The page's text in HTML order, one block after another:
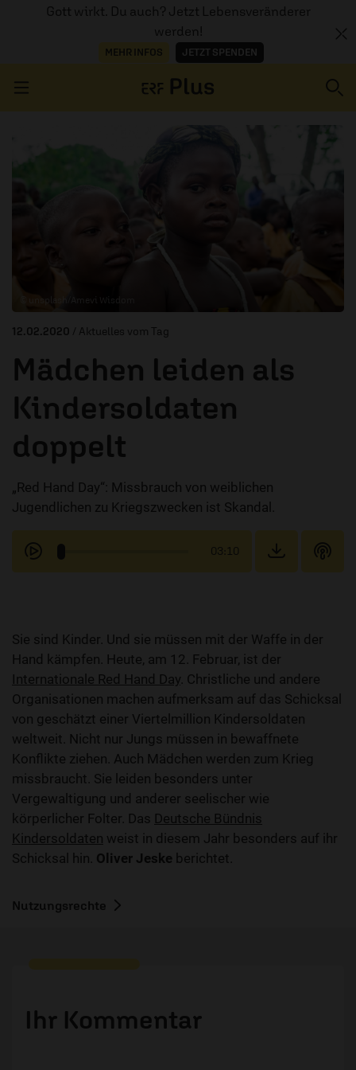
Gott wirkt. Du auch? Jetzt Lebensveränderer
werden!
MEHR INFOS JETZT SPENDEN
12.02.2020 / Aktuelles vom Tag
Mädchen leiden als
Kindersoldaten
doppelt
„Red Hand Day“: Missbrauch von weiblichen
Jugendlichen zu Kriegszwecken ist Skandal.
03:10
Sie sind Kinder. Und sie müssen mit der Waffe in der
Hand kämpfen. Heute, am 12. Februar, ist der
Internationale Red Hand Day . Christliche und andere
Organisationen machen aufmerksam auf das Schicksal
von geschätzt einer Viertelmillion Kindersoldaten
weltweit. Nicht nur Jungs müssen in bewaffnete
Konflikte ziehen. Auch Mädchen werden zum Krieg
missbraucht. Sie leiden besonders unter
Vergewaltigung und anderer seelischer wie
körperlicher Folter. Das Deutsche Bündnis
Kindersoldaten weist in diesem Jahr besonders auf ihr
Schicksal hin. Oliver Jeske berichtet.
Nutzungsrechte
Ihr Kommentar